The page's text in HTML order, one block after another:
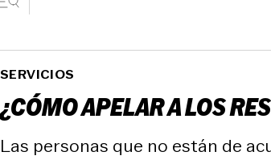
SERVICIOS
¿CÓMO APELAR A LOS
Las personas que no están de